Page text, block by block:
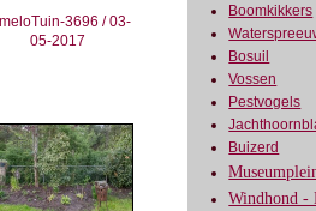
Boomkikkers
Bosuil
Vossen
Pestvogels
Buizerd
Windhond -
3696 / 03-
05-2017